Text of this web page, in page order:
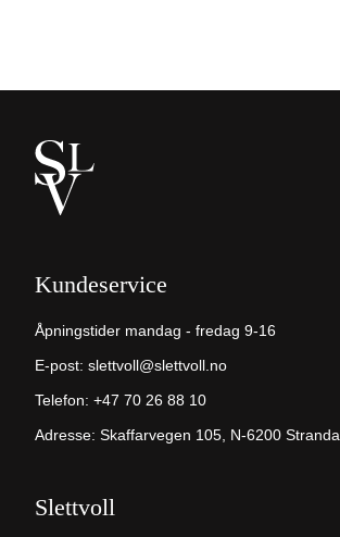
Kundeservice
Åpningstider mandag - fredag 9-16
E-post: slettvoll@slettvoll.no
Telefon: +47 70 26 88 10
Adresse: Skaffarvegen 105, N-6200 Stranda
Slettvoll